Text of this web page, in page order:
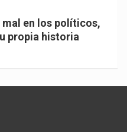
en los políticos,
propia historia